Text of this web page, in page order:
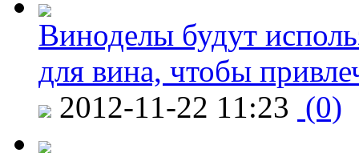
Виноделы будут
для вина, чтобы
2012-11-22 11:23 (0)